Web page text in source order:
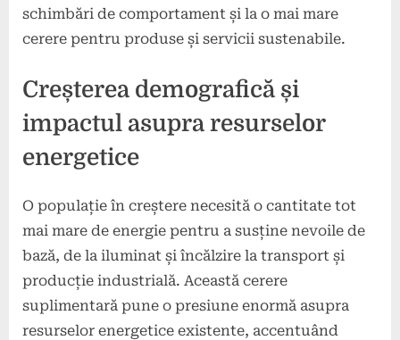
schimbări de comportament și la o mai mare
cerere pentru produse și servicii sustenabile.
Creșterea demografică și
impactul asupra resurselor
energetice
O populație în creștere necesită o cantitate tot
mai mare de energie pentru a susține nevoile de
bază, de la iluminat și încălzire la transport și
producție industrială. Această cerere
suplimentară pune o presiune enormă asupra
resurselor energetice existente, accentuând